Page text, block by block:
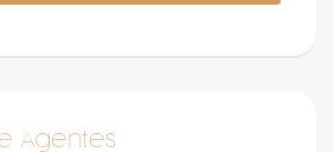
Agentes